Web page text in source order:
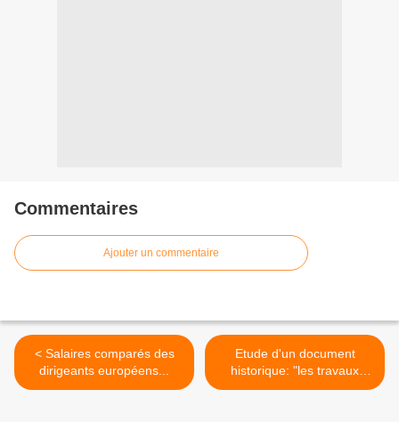
Commentaires
Ajouter un commentaire
< Salaires comparés des
dirigeants européens...
Etude d'un document
historique: "les travaux
paysans" >